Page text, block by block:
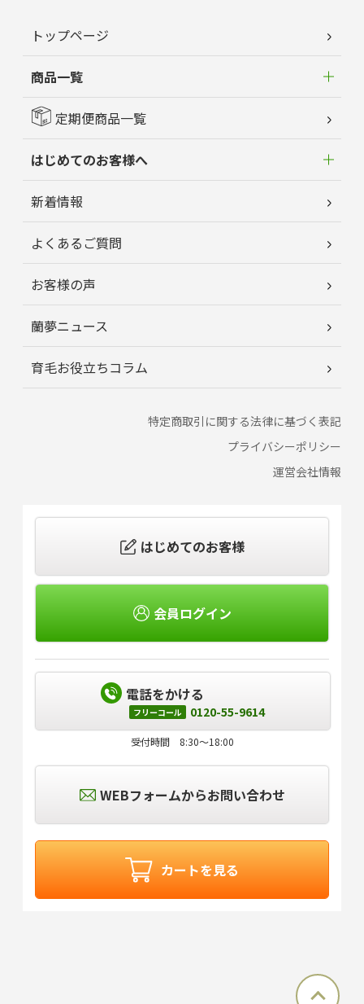
トップページ
商品一覧
定期便商品一覧
はじめてのお客様へ
新着情報
よくあるご質問
お客様の声
蘭夢ニュース
育毛お役立ちコラム
特定商取引に関する法律に基づく表記
プライバシーポリシー
運営会社情報
はじめてのお客様
WEBフォームからお問い合わせ
電話をかける
フリーコール 0120-55-9614
受付時間 8:30～18:00
会員ログイン
カートを見る